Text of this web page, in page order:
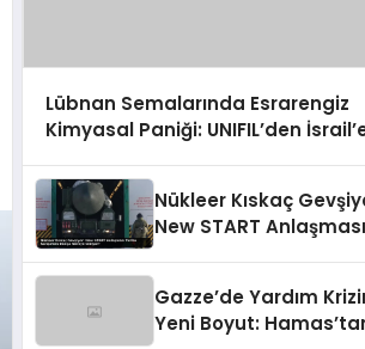
Lübnan Semalarında Esrarengiz
Kimyasal Paniği: UNIFIL’den
Nükleer Kıskaç
New START Anlaşması
Gazze’de Yardım
Yeni Boyut: